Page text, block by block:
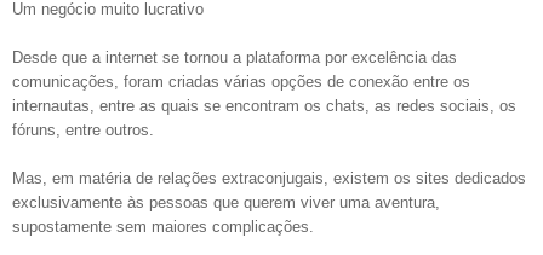
Um negócio muito lucrativo
Desde que a internet se tornou a plataforma por excelência das
comunicações, foram criadas várias opções de conexão entre os
internautas, entre as quais se encontram os chats, as redes sociais, os
fóruns, entre outros.
Mas, em matéria de relações extraconjugais, existem os sites dedicados
exclusivamente às pessoas que querem viver uma aventura,
supostamente sem maiores complicações.